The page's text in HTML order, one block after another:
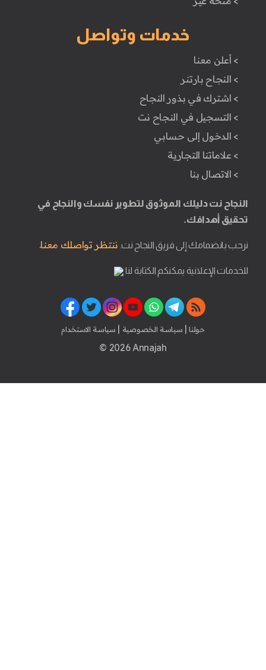
خدمات وتواصل
> أعلن معنا
> النجاح بارتنر
> اشترك في بذور النجاح
> التسجيل في النجاح نت
> الدخول إلى حسابي
> علاماتنا التجارية
> الاتصال بنا
النجاح نت دليلك الموثوق لتطوير نفسك والنجاح في
تحقيق أهدافك.
نرحب بانضمامك إلى فريق النجاح نت. ننتظر تواصلك معنا.
للخدمات الإعلانية يمكنكم الكتابة لنا
حولنا | سياسة الخصوصية | سياسة الاستخدام
© 2026 Annajah